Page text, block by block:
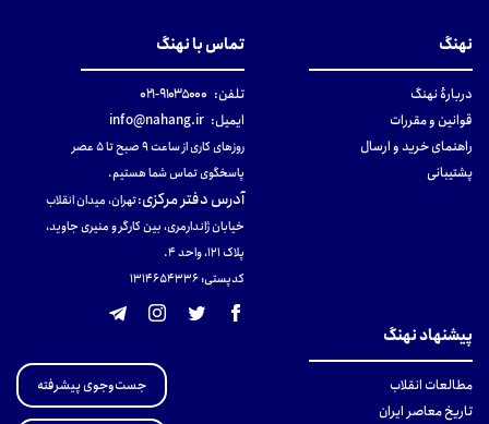
نهنگ
دربارهٔ نهنگ
قوانین و مقررات
راهنمای خرید و ارسال
پشتیبانی
تماس با نهنگ
تلفن: ۹۱۰۳۵۰۰۰-۰۲۱
ایمیل: info@nahang.ir
روزهای کاری از ساعت ۹ صبح تا ۵ عصر
پاسخگوی تماس شما هستیم.
آدرس دفتر مرکزی:تهران، میدان انقلاب
خیابان ژاندارمری، بین کارگر و منیری جاوید،
پلاک 121، واحد ۴.
کدپستی: 131465433۶
پیشنهاد نهنگ
مطالعات انقلاب
تاریخ معاصر ایران
جست‌وجوی پیشرفته